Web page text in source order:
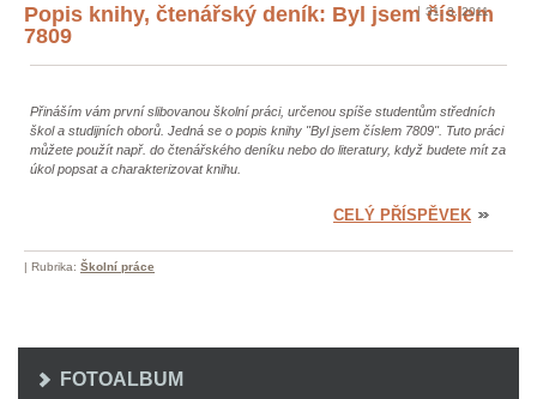
Popis knihy, čtenářský deník: Byl jsem číslem
7809
31. 3. 2011
Přináším vám první slibovanou školní práci, určenou spíše studentům středních
škol a studijních oborů. Jedná se o popis knihy "Byl jsem číslem 7809". Tuto práci
můžete použít např. do čtenářského deníku nebo do literatury, když budete mít za
úkol popsat a charakterizovat knihu.
CELÝ PŘÍSPĚVEK
| Rubrika: Školní práce
FOTOALBUM